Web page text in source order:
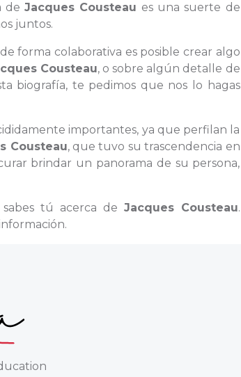
deJacques Cousteau es una suerte de
juntos.
forma colaborativa es posible crear algo
Cousteau, o sobre algún detalle de
biografía, te pedimos que nos lo hagas
importantes, ya que perfilan la
Cousteau, que tuvo su trascendencia en
brindar un panorama de su persona,
tú acerca de Jacques Cousteau.